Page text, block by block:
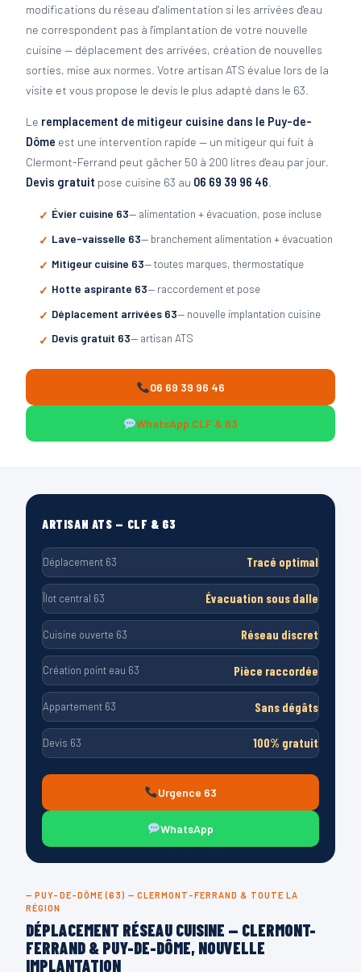
modifications du réseau d'alimentation si les arrivées d'eau
ne correspondent pas à l'implantation de votre nouvelle
cuisine — déplacement des arrivées, création de nouvelles
sorties, mise aux normes. Votre artisan ATS évalue lors de la
visite et vous propose le devis le plus adapté dans le 63.
Le remplacement de mitigeur cuisine dans le Puy-de-
Dôme est une intervention rapide — un mitigeur qui fuit à
Clermont-Ferrand peut gâcher 50 à 200 litres d'eau par jour.
Devis gratuit pose cuisine 63 au 06 69 39 96 46
Évier cuisine 63— alimentation + évacuation, pose incluse
Lave-vaisselle 63— branchement alimentation + évacuation
Mitigeur cuisine 63— toutes marques, thermostatique
Hotte aspirante 63— raccordement et pose
Déplacement arrivées 63— nouvelle implantation cuisine
Devis gratuit 63— artisan ATS
06 69 39 96 46
WhatsApp CLF & 63
ARTISAN ATS — CLF & 63
Déplacement 63 Tracé optimal
Îlot central 63 Évacuation sous dalle
Cuisine ouverte 63 Réseau discret
Création point eau 63 Pièce raccordée
Appartement 63 Sans dégâts
Devis 63 100% gratuit
Urgence 63
WhatsApp
— PUY-DE-DÔME (63) — CLERMONT-FERRAND & TOUTE LA
RÉGION
DÉPLACEMENT RÉSEAU CUISINE — CLERMONT-
FERRAND & PUY-DE-DÔME, NOUVELLE
IMPLANTATION